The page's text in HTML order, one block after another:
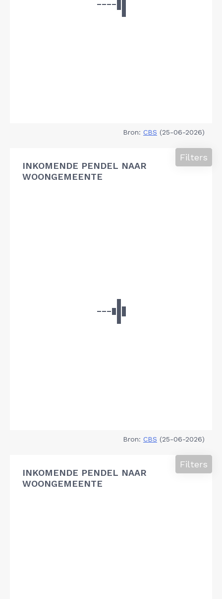
Bron: CBS (25-06-2026)
INKOMENDE PENDEL NAAR
WOONGEMEENTE
Filters
Bron: CBS (25-06-2026)
INKOMENDE PENDEL NAAR
WOONGEMEENTE
Filters